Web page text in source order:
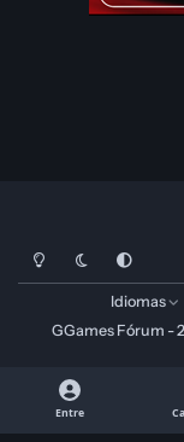
Modo ClaroDark ModeSystem
Idiomas
GGames Fórum -
Entre